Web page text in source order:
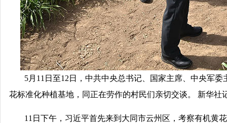
5月11日至12日，中共中央总书记、国家主席、中央军
花标准化种植基地，同正在劳作的村民们亲切交谈。 新华社
11日下午，习近平首先来到大同市云州区，考察有机黄